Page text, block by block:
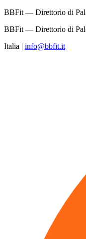
BBFit — Direttorio di
BBFit — Direttorio di
Italia | info@bbfit.it